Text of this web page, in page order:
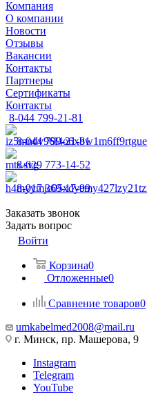
Компания
О компании
Новости
Отзывы
Вакансии
Контакты
Партнеры
Сертификаты
Контакты
8-044 799-21-81
8-044 799-21-81
8-029 773-14-52
8-017 369-17-99
Заказать звонок
Задать вопрос
Войти
Корзина0
Отложенные0
Сравнение товаров0
umkabelmed2008@mail.ru
г. Минск, пр. Машерова, 9
Instagram
Telegram
YouTube